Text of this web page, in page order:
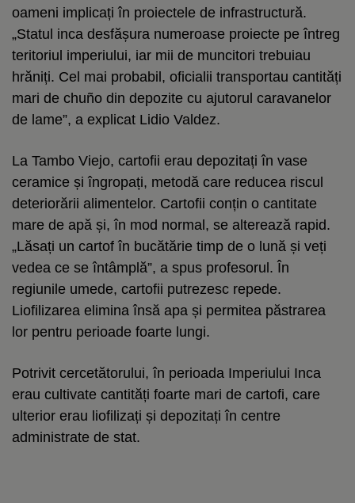
oameni implicați în proiectele de infrastructură.
„Statul inca desfășura numeroase proiecte pe întreg
teritoriul imperiului, iar mii de muncitori trebuiau
hrăniți. Cel mai probabil, oficialii transportau cantități
mari de chuño din depozite cu ajutorul caravanelor
de lame”, a explicat Lidio Valdez.
La Tambo Viejo, cartofii erau depozitați în vase
ceramice și îngropați, metodă care reducea riscul
deteriorării alimentelor. Cartofii conțin o cantitate
mare de apă și, în mod normal, se alterează rapid.
„Lăsați un cartof în bucătărie timp de o lună și veți
vedea ce se întâmplă”, a spus profesorul. În
regiunile umede, cartofii putrezesc repede.
Liofilizarea elimina însă apa și permitea păstrarea
lor pentru perioade foarte lungi.
Potrivit cercetătorului, în perioada Imperiului Inca
erau cultivate cantități foarte mari de cartofi, care
ulterior erau liofilizați și depozitați în centre
administrate de stat.